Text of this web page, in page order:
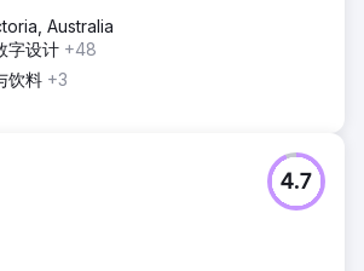
Australia
字设计 +48
饮料 +3
4.7